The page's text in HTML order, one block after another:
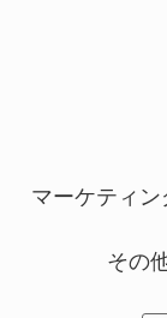
マーケティ
その